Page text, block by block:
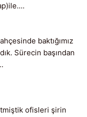
baktığımız
Sürecin başından
ofisleri şirin